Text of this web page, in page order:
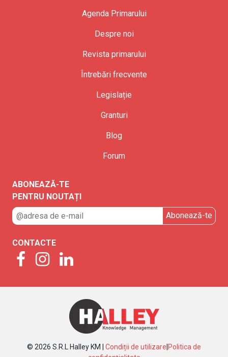
Agenda Primarului
Despre noi
Revista primarului
Întrebări frecvente
Legislație
Granturi
Blog
Forum
ABONEAZĂ-TE
PENTRU NOUTAȚI
CONTACTE
© 2026 S.R.L Halley KM | Condiții de utilizare|Politica de